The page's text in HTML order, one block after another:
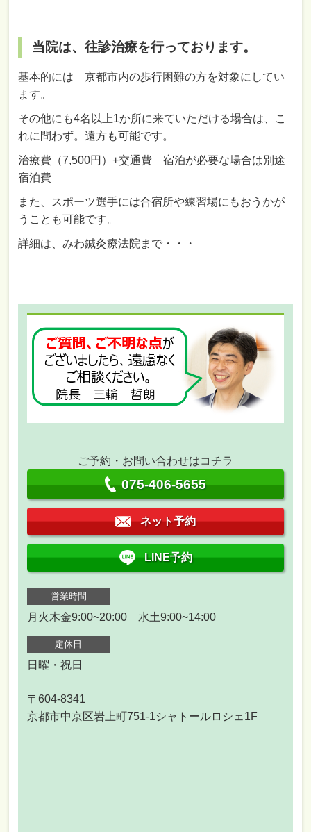
当院は、往診治療を行っております。
基本的には 京都市内の歩行困難の方を対象にしてい
ます。
その他にも4名以上1か所に来ていただける場合は、こ
れに問わず。遠方も可能です。
治療費（7,500円）+交通費 宿泊が必要な場合は別途
宿泊費
また、スポーツ選手には合宿所や練習場にもおうかが
うことも可能です。
詳細は、みわ鍼灸療法院まで・・・
ご予約・お問い合わせはコチラ
075-406-5655
ネット予約
LINE予約
営業時間
月火木金9:00~20:00 水土9:00~14:00
定休日
日曜・祝日
〒604-8341
京都市中京区岩上町751-1シャトールロシェ1F